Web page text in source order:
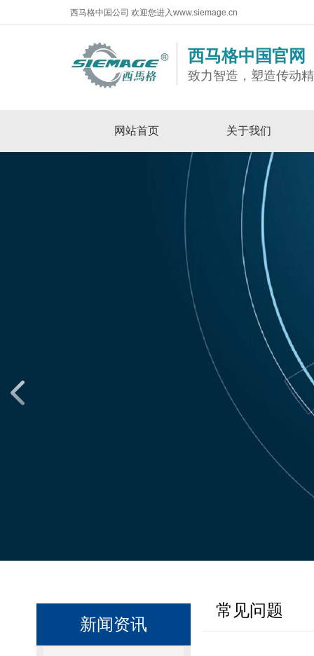
西马格中国公司 欢迎您进入www.siemage.cn
西马格中国官网
致力智造，塑造传动
网站首页 关于我们
新闻资讯
常见问题